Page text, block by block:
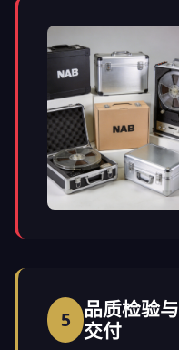
5 品质检验与
交付